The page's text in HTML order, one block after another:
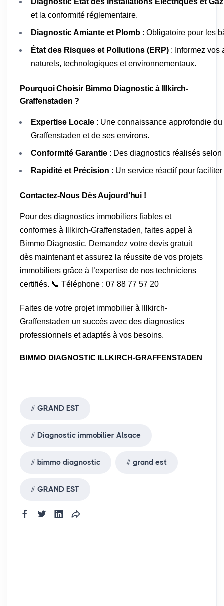
et la conformité réglementaire.
Diagnostic Amiante et Plomb : Obligatoire pour les
État des Risques et Pollutions (ERP) : Informez vos
naturels, technologiques et environnementaux.
Pourquoi Choisir Bimmo Diagnostic à Illkirch-
Graffenstaden ?
Expertise Locale : Une connaissance approfondie
Graffenstaden et de ses environs.
Conformité Garantie : Des diagnostics réalisés
Rapidité et Précision : Un service réactif pour
Contactez-Nous Dès Aujourd’hui !
Pour des diagnostics immobiliers fiables et
conformes à Illkirch-Graffenstaden, faites appel à
Bimmo Diagnostic. Demandez votre devis gratuit
dès maintenant et assurez la réussite de vos projets
immobiliers grâce à l’expertise de nos techniciens
certifiés. 📞 Téléphone : 07 88 77 57 20
Faites de votre projet immobilier à Illkirch-
Graffenstaden un succès avec des diagnostics
professionnels et adaptés à vos besoins.
BIMMO DIAGNOSTIC ILLKIRCH-GRAFFENSTADEN
GRAND EST
Diagnostic immobilier Alsace
bimmo diagnostic grand est
GRAND EST